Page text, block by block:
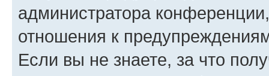
администратора
отношения к
Если вы не знаете, за что